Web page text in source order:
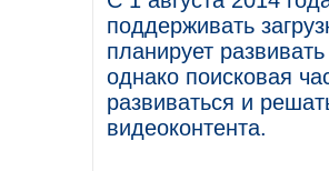
поддерживать
планирует
однако поисковая
развиваться и
видеоконтента.